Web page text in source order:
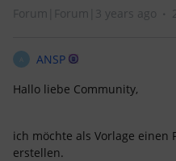
Forum|Forum|3 years ago
A
ANSP
Hallo liebe Community,
ich möchte als Vorlage einen
erstellen.